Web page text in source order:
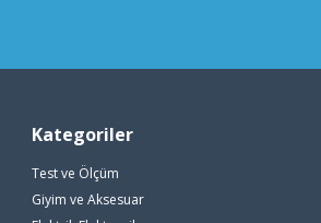
Kategoriler
Test ve Ölçüm
Giyim ve Aksesuar